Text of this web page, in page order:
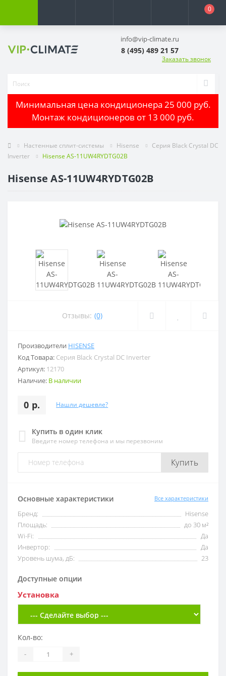
0
info@vip-climate.ru
8 (495) 489 21 57
Заказать звонок
Минимальная цена кондиционера 25 000 руб.
Монтаж кондиционеров от 13 000 руб.
Настенные сплит-системы Hisense
Серия Black Crystal DC
Inverter
Hisense AS-11UW4RYDTG02B
Hisense AS-11UW4RYDTG02B
Отзывы: (0)
Производители HISENSE
Код Товара: Серия Black Crystal DC Inverter
Артикул: 12170
Наличие: В наличии
0 р. Нашли дешевле?
Купить в один клик
Введите номер телефона и мы перезвоним
Купить
Основные характеристики Все характеристики
Бренд:
Hisense
Площадь:
до 30 м²
Wi-Fi:
Да
Инвертор:
Да
Уровень шума, дБ:
23
Доступные опции
Установка
Кол-во:
- +